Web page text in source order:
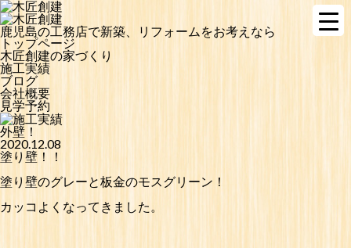
鹿児島の工務店で新築、リフォームをお考えなら
トップページ
木匠創建の家づくり
施工実績
ブログ
会社概要
見学予約
外壁！
2020.12.08
塗り壁！！
塗り壁のグレーと板金のモスグリーン！
カッコよくなってきました。